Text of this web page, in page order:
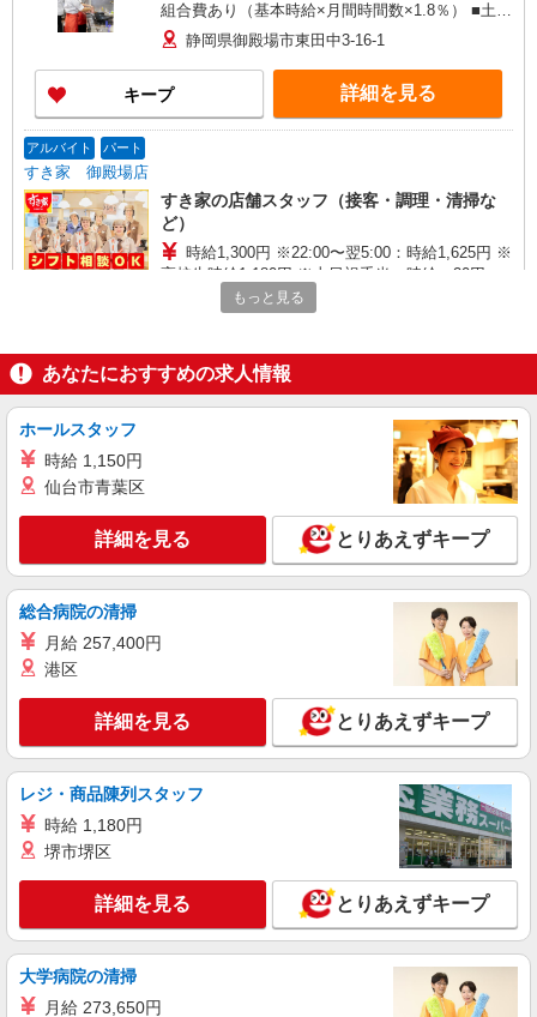
組合費あり（基本時給×月間時間数×1.8％） ■土
日・祝手当 土日・祝は時給＋80円
静岡県御殿場市東田中3-16-1
キープ 詳細を見る
アルバイト パート
すき家 御殿場店
すき家の店舗スタッフ（接客・調理・清掃な
ど）
時給1,300円 ※22:00〜翌5:00：時給1,625円 ※
高校生時給1,180円 ※土日祝手当 時給＋20円 ※
早朝手当（5:00〜9:00）時給＋150円
静岡県御殿場市萩原809-2
キープ 詳細を見る
パート
サンワフーズ株式会社
［1］時給1,500円 ［2］［3］時給1,100円
医療法人社団 淳和会 前田脳神経外科 （静岡
県御殿場市東田中1871）
キープ 詳細を見る
パート
サンワフーズ株式会社
時給1,250円
社会福祉法人野菊寮 御殿場コロニー （静岡県
御殿場市中畑1798）
詳細を見る
サンワフーズ株式会社
調理師
医療法人社団 駿栄会 御殿場石川病院内厨房
もっと見る
あなたにおすすめの求人情報
ホールスタッフ
時給 1,150円
仙台市青葉区
詳細を見る とりあえずキープ
総合病院の清掃
月給 257,400円
港区
詳細を見る とりあえずキープ
レジ・商品陳列スタッフ
時給 1,180円
堺市堺区
詳細を見る とりあえずキープ
大学病院の清掃
月給 273,650円